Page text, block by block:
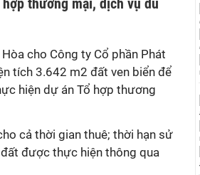
thương mại, dịch vụ du
cho Công ty Cổ phần Phát
tích 3.642 m2 đất ven biển để
hiện dự án Tổ hợp thương
cả thời gian thuê; thời hạn sử
được thực hiện thông qua